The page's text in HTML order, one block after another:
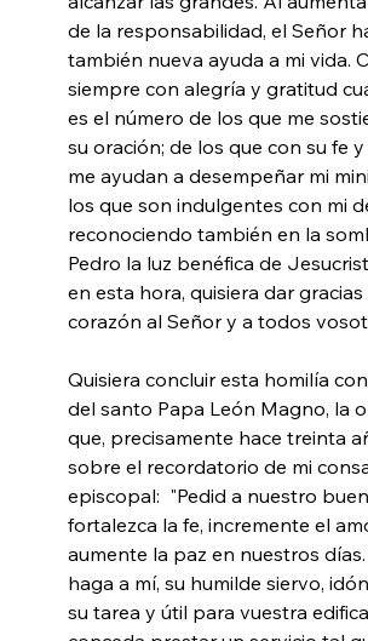
de la responsabilidad, el Señor
también nueva ayuda a mi vida.
siempre con alegría y gratitud
es el número de los que me
su oración; de los que con su fe
me ayudan a desempeñar mi
los que son indulgentes con mi
reconociendo también en la
Pedro la luz benéfica de
en esta hora, quisiera dar gracias
corazón al Señor y a todos
Quisiera concluir esta homilía
del santo Papa León Magno, la
que, precisamente hace treinta
sobre el recordatorio de mi
episcopal:  "Pedid a nuestro
fortalezca la fe, incremente el
aumente la paz en nuestros
haga a mí, su humilde siervo,
su tarea y útil para vuestra